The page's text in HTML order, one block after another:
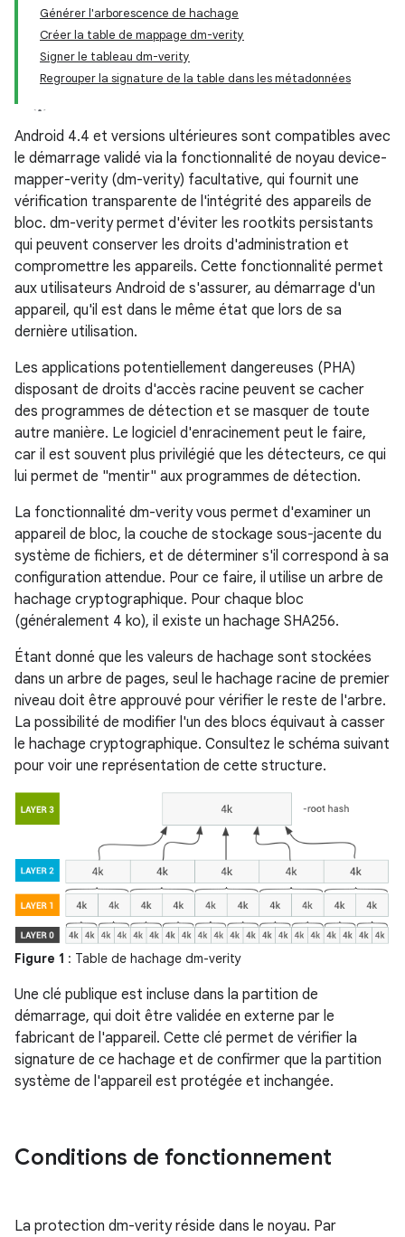
Générer l'arborescence de hachage
Créer la table de mappage dm-verity
Signer le tableau dm-verity
Regrouper la signature de la table dans les métadonnées
Android 4.4 et versions ultérieures sont compatibles avec
le démarrage validé via la fonctionnalité de noyau device-
mapper-verity (dm-verity) facultative, qui fournit une
vérification transparente de l'intégrité des appareils de
bloc. dm-verity permet d'éviter les rootkits persistants
qui peuvent conserver les droits d'administration et
compromettre les appareils. Cette fonctionnalité permet
aux utilisateurs Android de s'assurer, au démarrage d'un
appareil, qu'il est dans le même état que lors de sa
dernière utilisation.
Les applications potentiellement dangereuses (PHA)
disposant de droits d'accès racine peuvent se cacher
des programmes de détection et se masquer de toute
autre manière. Le logiciel d'enracinement peut le faire,
car il est souvent plus privilégié que les détecteurs, ce qui
lui permet de "mentir" aux programmes de détection.
La fonctionnalité dm-verity vous permet d'examiner un
appareil de bloc, la couche de stockage sous-jacente du
système de fichiers, et de déterminer s'il correspond à sa
configuration attendue. Pour ce faire, il utilise un arbre de
hachage cryptographique. Pour chaque bloc
(généralement 4 ko), il existe un hachage SHA256.
Étant donné que les valeurs de hachage sont stockées
dans un arbre de pages, seul le hachage racine de premier
niveau doit être approuvé pour vérifier le reste de l'arbre.
La possibilité de modifier l'un des blocs équivaut à casser
le hachage cryptographique. Consultez le schéma suivant
pour voir une représentation de cette structure.
Figure 1 : Table de hachage dm-verity
Une clé publique est incluse dans la partition de
démarrage, qui doit être validée en externe par le
fabricant de l'appareil. Cette clé permet de vérifier la
signature de ce hachage et de confirmer que la partition
système de l'appareil est protégée et inchangée.
Conditions de fonctionnement
La protection dm-verity réside dans le noyau. Par